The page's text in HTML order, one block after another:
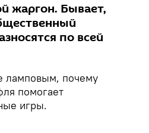
жаргон. Бывает,
по всей
ламповым, почему
помогает
игры.